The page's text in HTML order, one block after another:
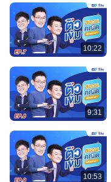
10:22
9:31
10:53